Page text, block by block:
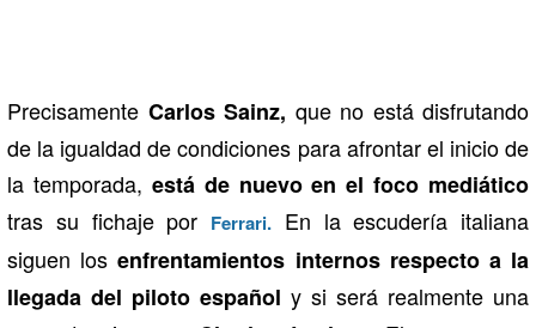
Precisamente Carlos Sainz, que no está disfrutando
de la igualdad de condiciones para afrontar el inicio de
la temporada, está de nuevo en el foco mediático
tras su fichaje por Ferrari. En la escudería italiana
siguen los enfrentamientos internos respecto a la
llegada del piloto español y si será realmente una